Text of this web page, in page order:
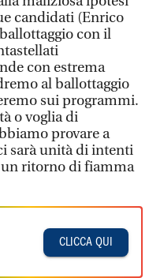
candidati (Enrico
con il
con estrema
al ballottaggio
sui programmi.
o voglia di
provare a
sarà unità di intenti
ritorno di fiamma
CLICCA QUI